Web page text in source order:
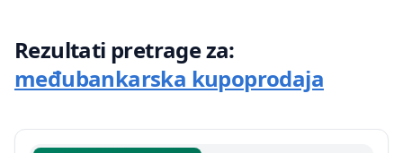
Rezultati pretrage za:
međubankarska kupoprodaja